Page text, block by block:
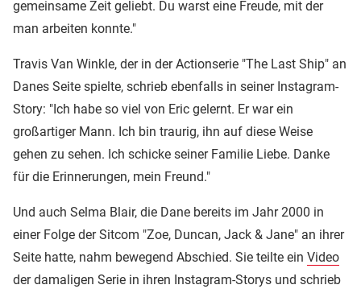
gemeinsame Zeit geliebt. Du warst eine Freude, mit der
man arbeiten konnte."
Travis Van Winkle, der in der Actionserie "The Last Ship" an
Danes Seite spielte, schrieb ebenfalls in seiner Instagram-
Story: "Ich habe so viel von Eric gelernt. Er war ein
großartiger Mann. Ich bin traurig, ihn auf diese Weise
gehen zu sehen. Ich schicke seiner Familie Liebe. Danke
für die Erinnerungen, mein Freund."
Und auch Selma Blair, die Dane bereits im Jahr 2000 in
einer Folge der Sitcom "Zoe, Duncan, Jack & Jane" an ihrer
Seite hatte, nahm bewegend Abschied. Sie teilte ein Video
der damaligen Serie in ihren Instagram-Storys und schrieb